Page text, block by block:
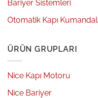
Bariyer Sistemleri
Otomatik Kapı
ÜRÜN GRUPLARI
Nice Kapı Motoru
Nice Bariyer